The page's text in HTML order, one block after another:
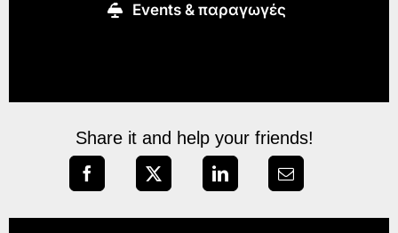
Εvents & παραγωγές
Share it and help your friends!